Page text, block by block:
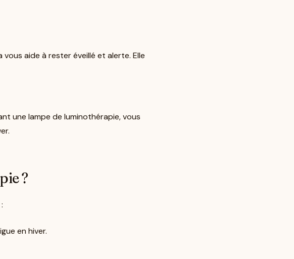
aide à rester éveillé et alerte. Elle
une lampe de luminothérapie, vous
?
en hiver.